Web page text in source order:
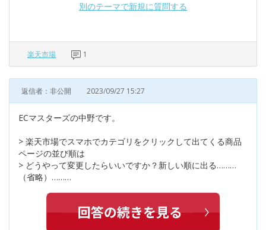
別のテーマで新規に質問する
楽天市場 1
返信者：非公開 2023/09/27 15:27
ECマスターズの中野です。
> 楽天市場でスマホでカテゴリをクリックして出てくる商品
ページの並び順は
> どうやって変更したらいいですか？新しい順に出る………
（省略）………